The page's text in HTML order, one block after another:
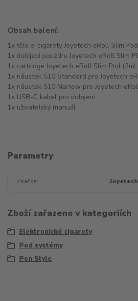
Obsah balení:
1x tělo e-cigarety Joyetech eRoll Slim
1x dobíjecí pouzdro Joyetech eRoll Slim
1x cartridge Joyetech eRoll Slim Pod
1x náustek 510 Standard pro Joyetech
1x náustek 510 Narrow pro Joyetech
1x USB-C kabel pro dobíjení
1x uživatelský manuál
Parametry
Značka Joyetech
Zboží zařazeno v kategoriích
Elektronické cigarety
Pod systémy
Pen Style